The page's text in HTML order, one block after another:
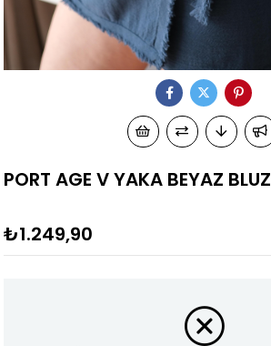
PORT AGE V YAKA BEYAZ BLUZ
₺1.249,90